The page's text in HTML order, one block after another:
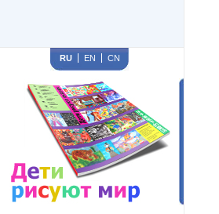
RU EN CN